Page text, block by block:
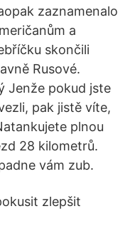
zaznamenalo
a
skončili
Rusové.
Jenže pokud jste
pak jistě víte,
plnou
28 kilometrů.
vám zub.
zlepšit